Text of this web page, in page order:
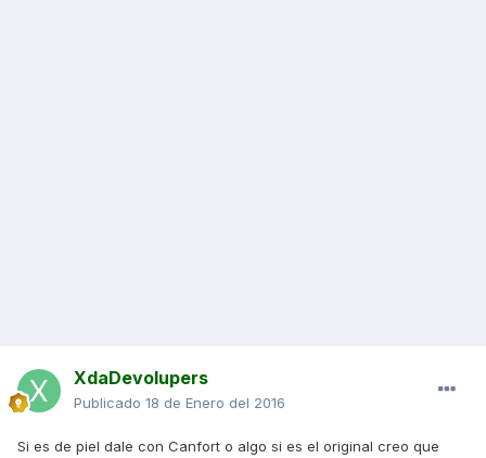
XdaDevolupers
Publicado 18 de Enero del 2016
Si es de piel dale con Canfort o algo si es el original creo que